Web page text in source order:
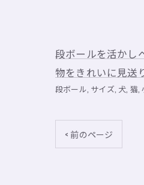
段ボールを活かし
物をきれいに見送
段ボール サイズ 犬 猫
< 前のページ